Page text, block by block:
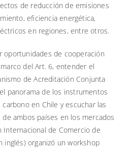
de reducción de emisiones
eficiencia energética,
en regiones, entre otros.
oportunidades de cooperación
del Art. 6, entender el
de Acreditación Conjunta
panorama de los instrumentos
en Chile y escuchar las
ambos países en los mercados
Internacional de Comercio de
inglés) organizó un workshop